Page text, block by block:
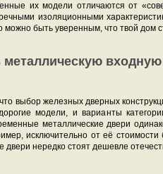
их модели отличаются от
изоляционными
можно быть уверенным, что твой дом
металлическую
выбор железных дверных
модели, и варианты
металлические двери
исключительно от её
двери нередко стоят дешевле